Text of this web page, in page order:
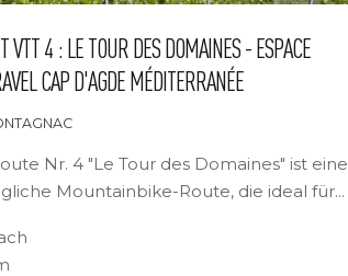
VTT 4 : LE TOUR DES DOMAINES - ESPACE
CAP D'AGDE MÉDITERRANÉE
Nr. 4 "Le Tour des Domaines" ist eine
Mountainbike-Route, die ideal für...